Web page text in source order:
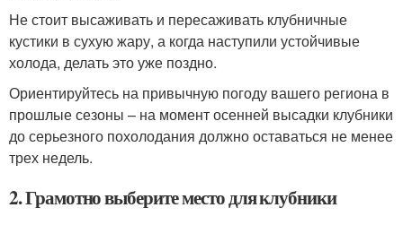
Не стоит высаживать и пересаживать клубничные
кустики в сухую жару, а когда наступили устойчивые
холода, делать это уже поздно.
Ориентируйтесь на привычную погоду вашего региона в
прошлые сезоны – на момент осенней высадки клубники
до серьезного похолодания должно оставаться не менее
трех недель.
2. Грамотно выберите место для клубники